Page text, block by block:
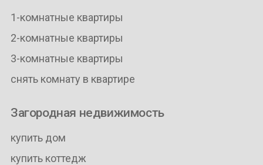
1-комнатные квартиры
2-комнатные квартиры
3-комнатные квартиры
снять комнату в квартире
Загородная недвижимость
купить дом
купить коттедж